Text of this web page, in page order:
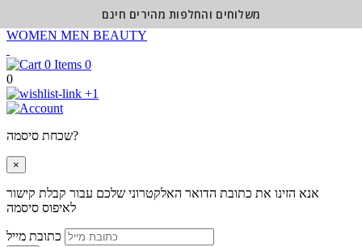
WOMEN MEN BEAUTY
0
0
+1
שכחת סיסמה?
×
אנא הזינו את כתובת הדואר האלקטרוני שלכם עבור קבלת קישור
לאיפוס סיסמה
משלוחים והחלפות מהירים חינם